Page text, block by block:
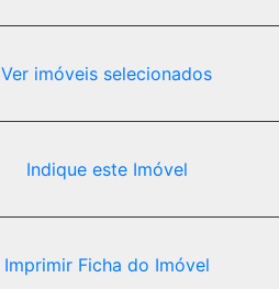
Ver imóveis selecionados
Indique este Imóvel
Imprimir Ficha do Imóvel